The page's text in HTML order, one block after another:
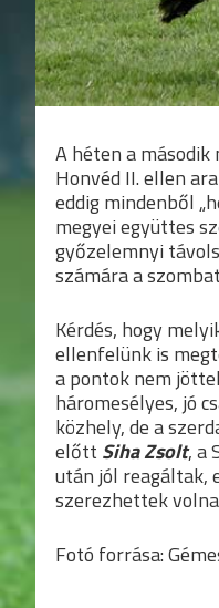
A héten a második
Honvéd II. ellen
eddig mindenből
megyei együttes
győzelemnyi
számára a
Kérdés, hogy
ellenfelünk is
a pontok nem
háromesélyes, jó
közhely, de a
előtt Siha Zsolt, a
után jól reagáltak,
szerezhettek
Fotó forrása: